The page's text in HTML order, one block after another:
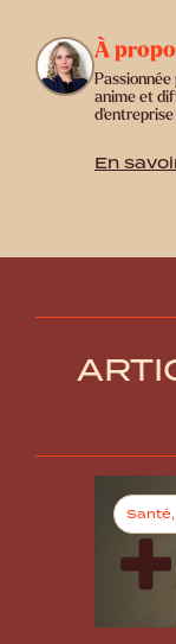
À
anime et
En